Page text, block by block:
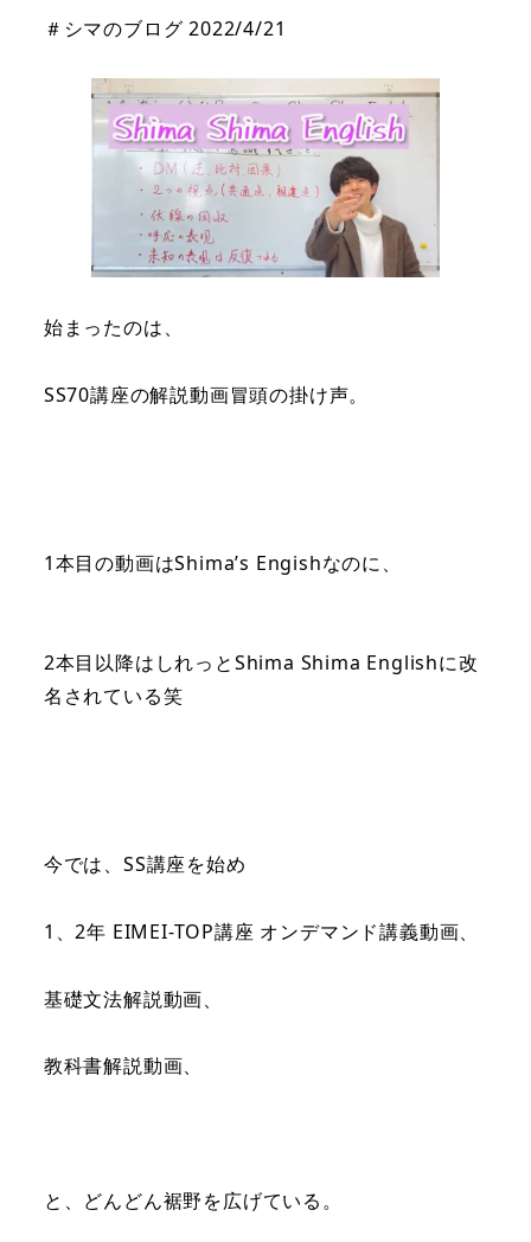
＃シマのブログ 2022/4/21
始まったのは、
SS70講座の解説動画冒頭の掛け声。
1本目の動画はShima’s Engishなのに、
2本目以降はしれっとShima Shima Englishに改
名されている笑
今では、SS講座を始め
1、2年 EIMEI-TOP講座 オンデマンド講義動画、
基礎文法解説動画、
教科書解説動画、
と、どんどん裾野を広げている。